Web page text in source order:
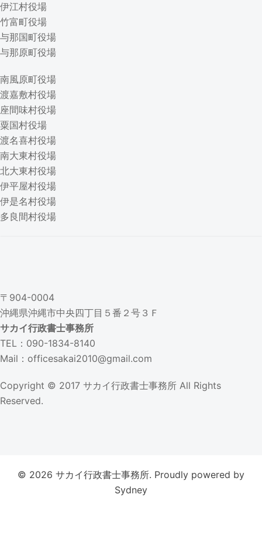
伊江村役場
竹富町役場
与那国町役場
与那原町役場
南風原町役場
渡嘉敷村役場
座間味村役場
粟国村役場
渡名喜村役場
南大東村役場
北大東村役場
伊平屋村役場
伊是名村役場
多良間村役場
〒904-0004
沖縄県沖縄市中央四丁目５番２号３Ｆ
サカイ行政書士事務所
TEL：090-1834-8140
Mail：officesakai2010@gmail.com
Copyright © 2017 サカイ行政書士事務所 All Rights
Reserved.
© 2026 サカイ行政書士事務所. Proudly powered by
Sydney